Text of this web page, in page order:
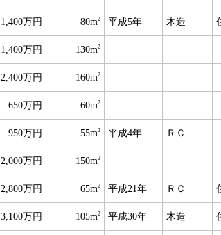
1,400万円 80m2 平成5年 木造
1,400万円 130m2
2,400万円 160m2
650万円 60m2
950万円 55m2 平成4年 ＲＣ
2,000万円 150m2
2,800万円 65m2 平成21年 ＲＣ
3,100万円 105m2 平成30年 木造